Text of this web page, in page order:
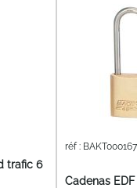
trafic 6
Cadenas EDF
réf :